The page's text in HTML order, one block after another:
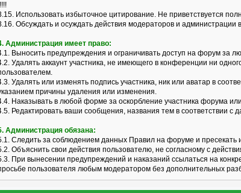
Использовать избыточное цитирование. Не приветствуется
Обсуждать и осуждать действия модераторов и администрации
Администрация имеет право:
Выносить предупреждения и ограничивать доступ на форум за
Удалять аккаунт участника, не имеющего в конференции ни
Удалять или изменять подпись участника, ник или аватар в
причины удаления или изменения.
Наказывать в любой форме за оскорбление участника форума
Редактировать ваши сообщения, названия тем в соответствии
Администрация обязана:
Следить за соблюдением данных Правил на форуме и пресекать
Объяснить свои действия пользователю, не согласному с
При вынесении предупреждений и наказаний ссылаться на
пользователя любым модератором без дополнительных